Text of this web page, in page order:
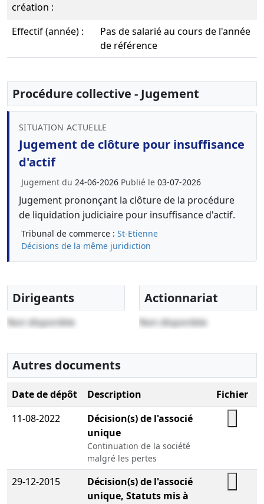
création :
Effectif (année) :
Pas de salarié au cours de l'année
de référence
Procédure collective - Jugement
SITUATION ACTUELLE
Jugement de clôture pour insuffisance
d'actif
Jugement du 24-06-2026 Publié le 03-07-2026
Jugement prononçant la clôture de la procédure
de liquidation judiciaire pour insuffisance d'actif.
Tribunal de commerce : St-Etienne
Décisions de la même juridiction
Dirigeants
Non disponible
Actionnariat
Non disponible
Autres documents
Date de dépôt Description
Fichier
11-08-2022
Décision(s) de l'associé
unique
Continuation de la société
malgré les pertes
29-12-2015
Décision(s) de l'associé
unique, Statuts mis à